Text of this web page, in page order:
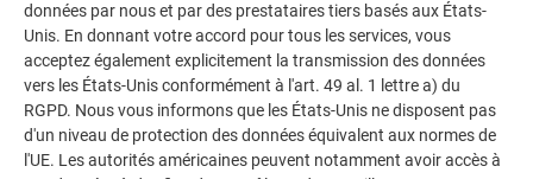
prétend. Les bruits sont perçus par chacun de manière
différente. Afin de réduire les émissions sonores au
maximum, les bardeaux de toiture DS.19 sont équipés d’une
bande d’atténuation sonore (FD.TEC). Pour un confort encore
meilleur, nous recommandons d’utiliser une couche de
séparation bitumineuse plus épaisse.
données par nous et par des prestataires tiers basés aux États-
Unis. En donnant votre accord pour tous les services, vous
acceptez également explicitement la transmission des données
vers les États-Unis conformément à l'art. 49 al. 1 lettre a) du
RGPD. Nous vous informons que les États-Unis ne disposent pas
d'un niveau de protection des données équivalent aux normes de
l'UE. Les autorités américaines peuvent notamment avoir accès à